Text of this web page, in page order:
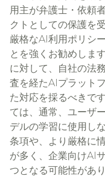
用主が弁護士・依頼
クトとしての保護を
厳格なAI利用ポリシ
とを強くお勧めしま
に対して、自社の法
査を経たAIプラット
た対応を採るべきで
ては、通常、ユーザ
デルの学習に使用し
条項や、より厳格に
が多く、企業向けAI
つとなる可能性があり